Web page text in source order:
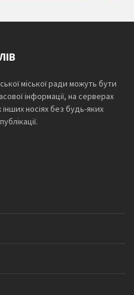
міської ради можуть бути
інформації, на серверах
носіях без будь-яких